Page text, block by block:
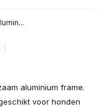
aluminium frame.
voor honden